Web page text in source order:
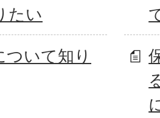
たい
ついて知り